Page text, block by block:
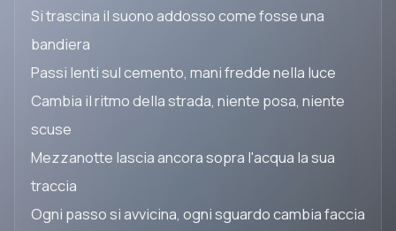
Si trascina il suono addosso come fosse una
bandiera
Passi lenti sul cemento, mani fredde nella luce
Cambia il ritmo della strada, niente posa, niente
scuse
Mezzanotte lascia ancora sopra l'acqua la sua
traccia
Ogni passo si avvicina, ogni sguardo cambia faccia